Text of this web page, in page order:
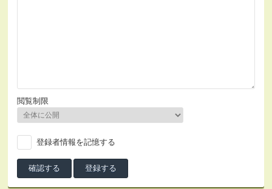
閲覧制限
登録者情報を記憶する